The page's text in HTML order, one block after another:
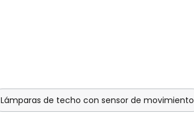
Lámparas de techo con sensor de movimiento